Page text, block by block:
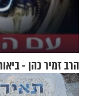
הרב זמיר כהן -